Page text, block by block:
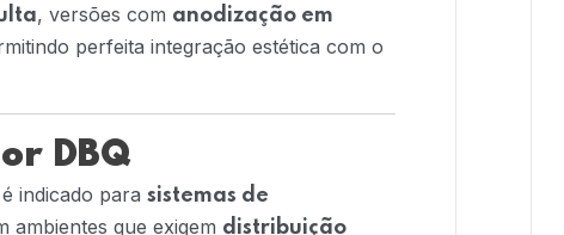
, versões com anodização em
perfeita integração estética com o
DBQ
é indicado para sistemas de
ambientes que exigem distribuição